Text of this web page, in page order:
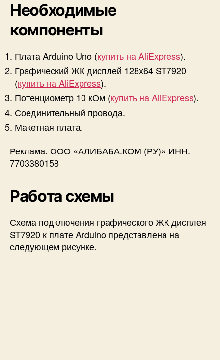
Необходимые
компоненты
Плата Arduino Uno (купить на AliExpress).
Графический ЖК дисплей 128х64 ST7920
(купить на AliExpress).
Потенциометр 10 кОм (купить на AliExpress).
Соединительный провода.
Макетная плата.
Реклама: ООО «АЛИБАБА.КОМ (РУ)» ИНН:
7703380158
Работа схемы
Схема подключения графического ЖК дисплея
ST7920 к плате Arduino представлена на
следующем рисунке.